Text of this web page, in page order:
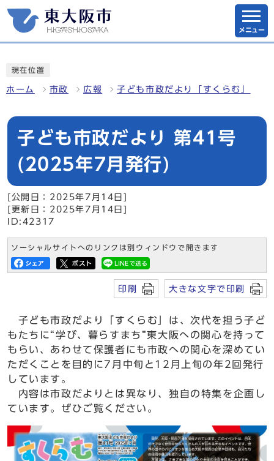
メニュー
現在位置
ホーム 市政 広報 子ども市政だより「すくらむ」
子ども市政だより 第41号
(2025年7月発行)
[公開日：2025年7月14日]
[更新日：2025年7月14日]
ID:42317
ソーシャルサイトへのリンクは別ウィンドウで開きます
印刷 大きな文字で印刷
子ども市政だより「すくらむ」は、次代を担う子ど
もたちに“学び、暮らすまち”東大阪への関心を持って
もらい、あわせて保護者にも市政への関心を深めてい
ただくことを目的に7月中旬と12月上旬の年2回発行
しています。
内容は市政だよりとは異なり、独自の特集を企画し
ています。ぜひご覧ください。